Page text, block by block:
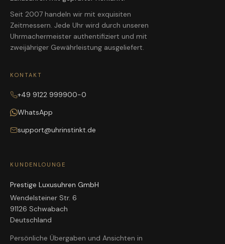
Seit 2007 handeln wir mit exquisiten
Zeitmessern. Jede Uhr wird durch unseren
Uhrmachermeister authentifiziert und mit
zweijähriger Gewährleistung ausgeliefert.
KONTAKT
+49 9122 999900-0
WhatsApp
support@uhrinstinkt.de
KUNDENLOUNGE
Prestige Luxusuhren GmbH
Wendelsteiner Str. 6
91126 Schwabach
Deutschland
Persönliche Übergaben und Ansichten in